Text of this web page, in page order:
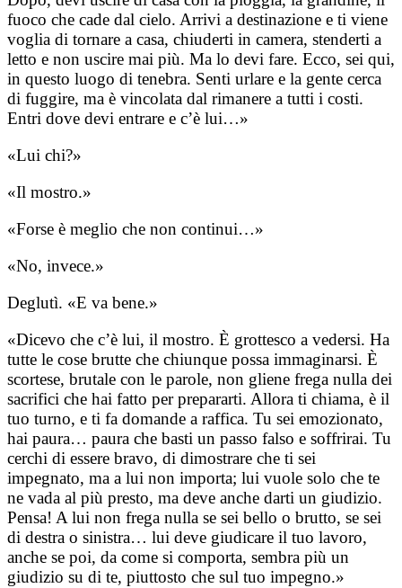
fuoco che cade dal cielo. Arrivi a destinazione e ti viene
voglia di tornare a casa, chiuderti in camera, stenderti a
letto e non uscire mai più. Ma lo devi fare. Ecco, sei qui,
in questo luogo di tenebra. Senti urlare e la gente cerca
di fuggire, ma è vincolata dal rimanere a tutti i costi.
Entri dove devi entrare e c’è lui…»
«Lui chi?»
«Il mostro.»
«Forse è meglio che non continui…»
«No, invece.»
Deglutì. «E va bene.»
«Dicevo che c’è lui, il mostro. È grottesco a vedersi. Ha
tutte le cose brutte che chiunque possa immaginarsi. È
scortese, brutale con le parole, non gliene frega nulla dei
sacrifici che hai fatto per prepararti. Allora ti chiama, è il
tuo turno, e ti fa domande a raffica. Tu sei emozionato,
hai paura… paura che basti un passo falso e soffrirai. Tu
cerchi di essere bravo, di dimostrare che ti sei
impegnato, ma a lui non importa; lui vuole solo che te
ne vada al più presto, ma deve anche darti un giudizio.
Pensa! A lui non frega nulla se sei bello o brutto, se sei
di destra o sinistra… lui deve giudicare il tuo lavoro,
anche se poi, da come si comporta, sembra più un
giudizio su di te, piuttosto che sul tuo impegno.»